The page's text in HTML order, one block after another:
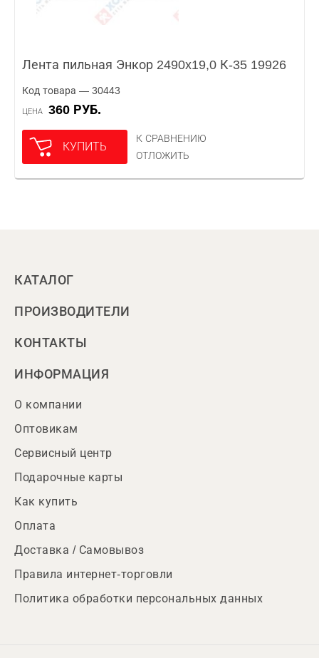
Лента пильная Энкор 2490x19,0 К-35 19926
Код товара — 30443
ЦЕНА 360 РУБ.
КУПИТЬ
К СРАВНЕНИЮ
ОТЛОЖИТЬ
КАТАЛОГ
ПРОИЗВОДИТЕЛИ
КОНТАКТЫ
ИНФОРМАЦИЯ
О компании
Оптовикам
Сервисный центр
Подарочные карты
Как купить
Оплата
Доставка / Самовывоз
Правила интернет-торговли
Политика обработки персональных данных